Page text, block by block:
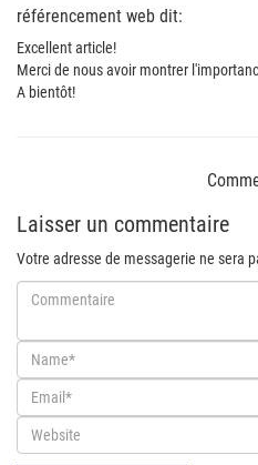
référencement web dit:
Excellent article!
Merci de nous avoir montrer
A bientôt!
Laisser un commentaire
Votre adresse de messagerie ne sera